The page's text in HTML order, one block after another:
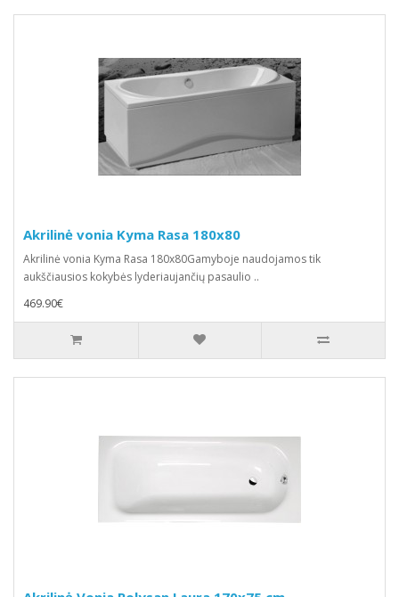
Akrilinė vonia Kyma Rasa 180x80
Akrilinė vonia Kyma Rasa 180x80Gamyboje naudojamos tik
aukščiausios kokybės lyderiaujančių pasaulio ..
469.90€